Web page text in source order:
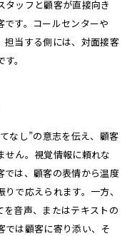
ッフと顧客が直接向き
す。コールセンターや
担当する側には、対面接客
。
なし”の意志を伝え、顧客
せん。視覚情報に頼れな
では、顧客の表情から温度
で応えられます。一方、
音声、またはテキストの
では顧客に寄り添い、そ